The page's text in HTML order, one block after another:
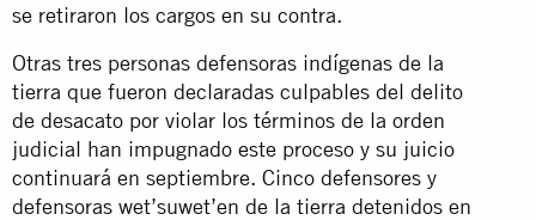
se retiraron los cargos en su contra.
Otras tres personas defensoras indígenas de la
tierra que fueron declaradas culpables del delito
de desacato por violar los términos de la orden
judicial han impugnado este proceso y su juicio
continuará en septiembre. Cinco defensores y
defensoras wet’suwet’en de la tierra detenidos en